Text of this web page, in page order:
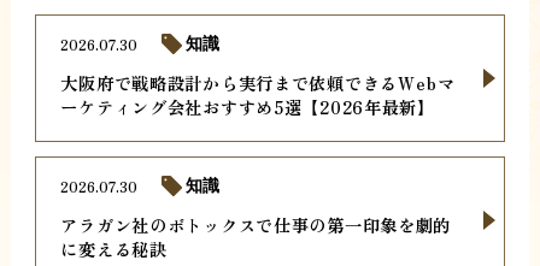
大阪府で戦略設計から実行まで依頼できるWebマ
ーケティング会社おすすめ5選【2026年最新】
2026.07.30 知識
アラガン社のボトックスで仕事の第一印象を劇的
に変える秘訣
2026.07.30 知識